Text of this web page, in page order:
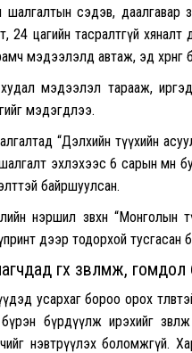
шалгалтын сэдэв, даалгавар
24 цагийн тасралтгүй хяналт
мэдээлэлд автаж, эд
мэдээлэл тарааж,
мэдэгдлээ.
“Дэлхийн түүхийн
шалгалт эхлэхээс 6 сарын
байршуулсан.
нэршил зөвхөн
дээр тодорхой тусгасан
өгөх зөвлөмж,
усархаг бороо орох
бүрдүүлж ирэхийг
нэвтрүүлэх боломжгүй.